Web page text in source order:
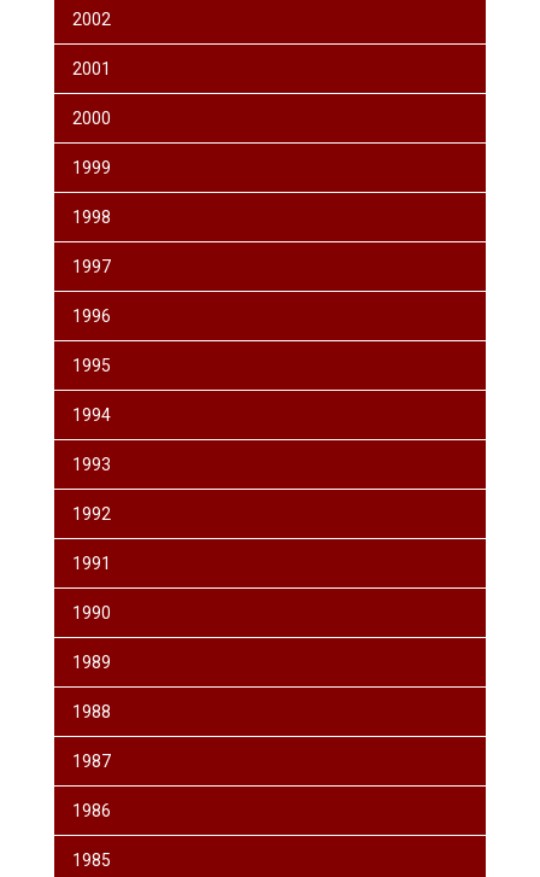
2002
2001
2000
1999
1998
1997
1996
1995
1994
1993
1992
1991
1990
1989
1988
1987
1986
1985